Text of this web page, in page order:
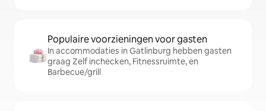
Populaire voorzieningen voor gasten
In accommodaties in Gatlinburg hebben gasten
graag Zelf inchecken, Fitnessruimte, en
Barbecue/grill